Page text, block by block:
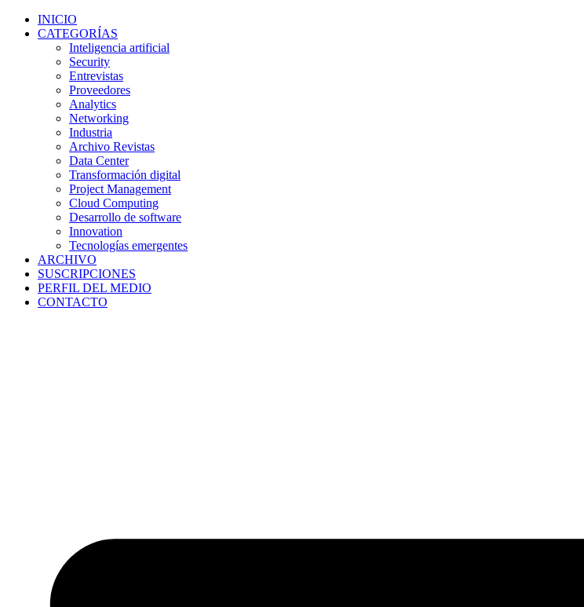
INICIO
CATEGORÍAS
Inteligencia artificial
Security
Entrevistas
Proveedores
Analytics
Networking
Industria
Archivo Revistas
Data Center
Transformación digital
Project Management
Cloud Computing
Desarrollo de software
Innovation
Tecnologías emergentes
ARCHIVO
SUSCRIPCIONES
PERFIL DEL MEDIO
CONTACTO